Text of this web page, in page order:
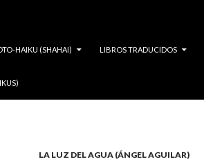
HAIKU (SHAHAI) LIBROS TRADUCIDOS
LA LUZ DEL AGUA (ÁNGEL AGUILAR)